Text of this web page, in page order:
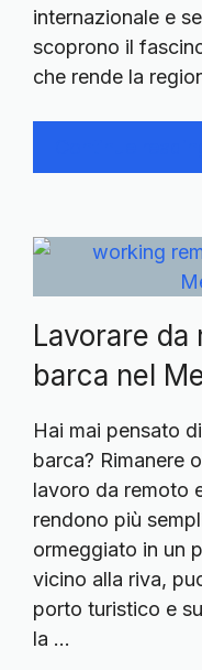
internazionale e
scoprono il
che rende la
Lavorare da
barca nel
Hai mai pensato
barca? Rimanere
lavoro da remoto
rendono più
ormeggiato in un
vicino alla riva,
porto turistico e
la …